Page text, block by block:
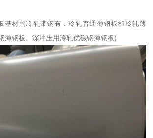
基材的冷轧带钢有：冷轧普通薄钢板和冷轧薄
薄钢板、深冲压用冷轧优碳钢薄钢板)